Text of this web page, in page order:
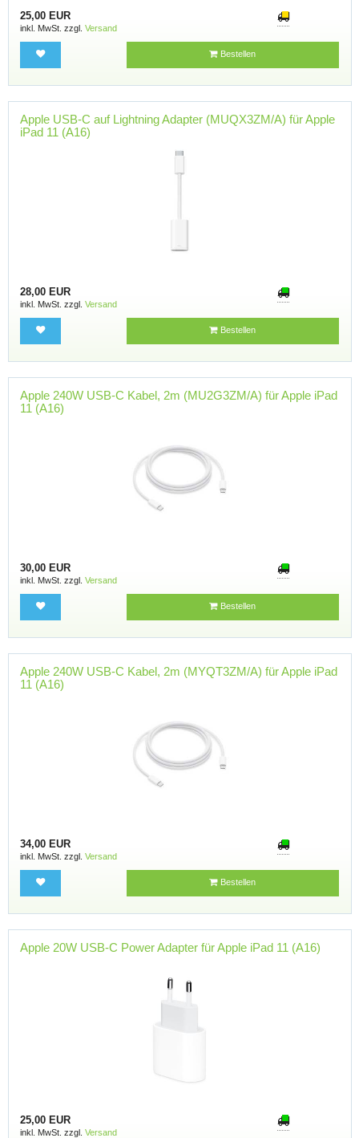
25,00 EUR
inkl. MwSt. zzgl. Versand
Bestellen
Apple USB-C auf Lightning Adapter (MUQX3ZM/A) für Apple
iPad 11 (A16)
28,00 EUR
inkl. MwSt. zzgl. Versand
Bestellen
Apple 240W USB-C Kabel, 2m (MU2G3ZM/A) für Apple iPad
11 (A16)
30,00 EUR
inkl. MwSt. zzgl. Versand
Bestellen
Apple 240W USB-C Kabel, 2m (MYQT3ZM/A) für Apple iPad
11 (A16)
34,00 EUR
inkl. MwSt. zzgl. Versand
Bestellen
Apple 20W USB-C Power Adapter für Apple iPad 11 (A16)
25,00 EUR
inkl. MwSt. zzgl. Versand